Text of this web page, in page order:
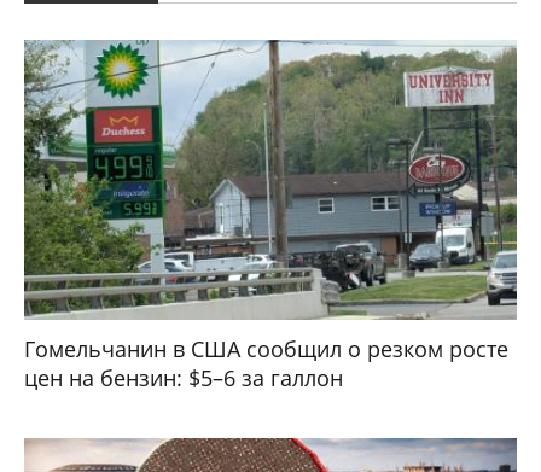
Гомельчанин в США сообщил о резком росте
цен на бензин: $5–6 за галлон